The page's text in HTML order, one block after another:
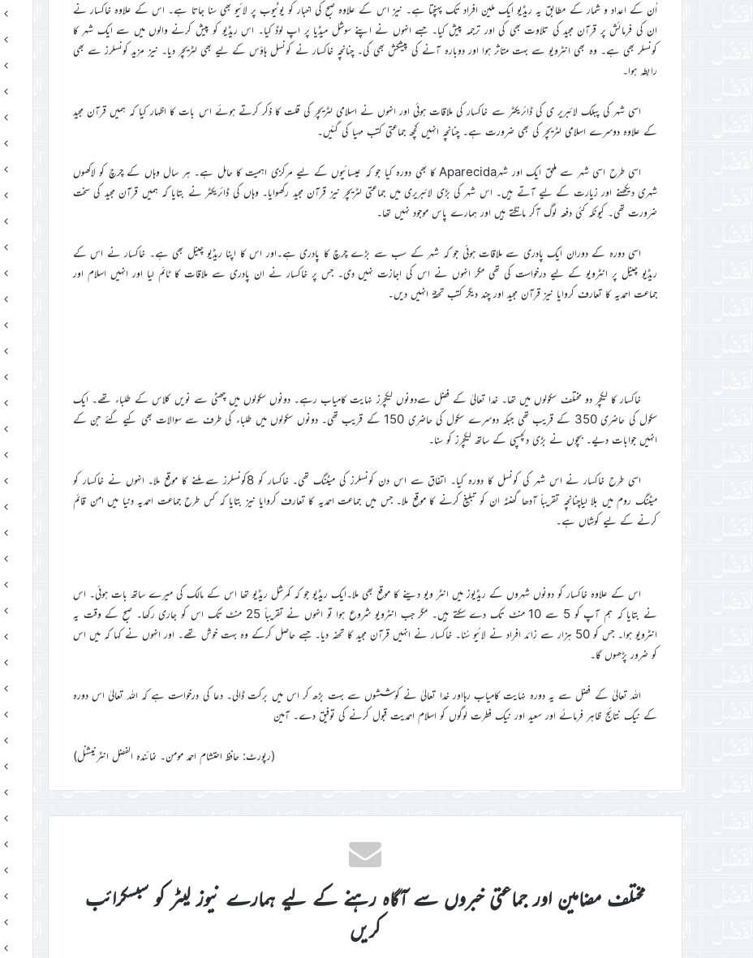
اُن کے اعداد و شمار کے مطابق یہ ریڈیو ایک ملین افراد تک پہنچتا ہے۔ نیز اس کے علاوہ صبح کی اخبار کو یوٹیوب پر لائیو بھی سنا جاتا ہے۔ اس کے علاوہ خاکسار نے
ان کی فرمائش پر قرآن مجید کی تلاوت بھی کی اور ترجمہ پیش کیا۔ جسے انہوں نے اپنے سوشل میڈیا پر اپ لوڈ کیا۔ اس ریڈیو کو پیش کرنے والوں میں سے ایک شہر کا
کونسلر بھی ہے۔ وہ بھی انٹرویو سے بہت متاثر ہوا اور دوبارہ آنے کی پیشکش بھی کی۔ چنانچہ خاکسار نے کونسل ہاؤس کے لیے بھی لٹریچر دیا۔ نیز مزید کونسلرز سے بھی
رابطہ ہوا۔
اسی شہر کی پبلک لائبریر ی کی ڈائریکٹر سے خاکسار کی ملاقات ہوئی اور انہوں نے اسلامی لٹریچر کی قلت کا ذکر کرتے ہوئے اس بات کا اظہار کیا کہ ہمیں قرآن مجید
کے علاوہ دوسرے اسلامی لٹریچر کی بھی ضرورت ہے۔ چنانچہ انہیں کچھ جماعتی کتب مہیا کی گئیں۔
اسی طرح اسی شہر سے ملحق ایک اور شہرAparecida کا بھی دورہ کیا جو کہ عیسائیوں کے لیے مرکزی اہمیت کا حامل ہے۔ ہر سال وہاں کے چرچ کو لاکھوں
شہری دیکھنے اور زیارت کے لیے آتے ہیں۔ اس شہر کی بڑی لائبریری میں جماعتی لٹریچر نیز قرآن مجید رکھوایا۔ وہاں کی ڈائریکٹر نے بتایا کہ ہمیں قرآن مجید کی سخت
ضرورت تھی۔ کیونکہ کئی دفعہ لوگ آکر مانگتے ہیں اور ہمارے پاس موجود نہیں تھا۔
اسی دورہ کے دوران ایک پادری سے ملاقات ہوئی جو کہ شہر کے سب سے بڑے چرچ کا پادری ہے۔اور اس کا اپنا ریڈیو چینل بھی ہے۔ خاکسار نے اس کے
ریڈیو چینل پر انٹرویو کے لیے درخواست کی تھی مگر انہوں نے اس کی اجازت نہیں دی۔ جس پر خاکسار نے ان پادری سے ملاقات کا ٹائم لیا اور انہیں اسلام اور
جماعت احمدیہ کا تعارف کروایا نیز قرآن مجید اور چند دیگر کتب تحفۃً انہیں دیں۔
خاکسار کا لیکچر دو مختلف سکولوں میں تھا۔ خدا تعالیٰ کے فضل سےدونوں لیکچرز نہایت کامیاب رہے۔ دونوں سکولوں میں چھٹی سے نویں کلاس کے طلباء تھے۔ ایک
سکول کی حاضری 350 کے قریب تھی جبکہ دوسرے سکول کی حاضری 150 کے قریب تھی۔ دونوں سکولوں میں طلباء کی طرف سے سوالات بھی کیے گئے جن کے
انہیں جوابات دیے۔ بچوں نے بڑی دلچسپی کے ساتھ لیکچرز کو سنا۔
اسی طرح خاکسار نے اس شہر کی کونسل کا دورہ کیا۔ اتفاق سے اس دن کونسلرز کی میٹنگ تھی۔ خاکسار کو 8کونسلرز سے ملنے کا موقع ملا۔ انہوں نے خاکسار کو
میٹنگ روم میں بلا لیاچنانچہ تقریباً آدھا گھنٹہ ان کو تبلیغ کرنے کا موقع ملا۔ جس میں جماعت احمدیہ کا تعارف کروایا نیز بتایا کہ کس طرح جماعت احمدیہ دنیا میں امن قائم
کرنے کے لیے کوشاں ہے۔
اس کے علاوہ خاکسار کو دونوں شہروں کے ریڈیوز میں انٹر ویو دینے کا موقع بھی ملا۔ایک ریڈیو جو کہ کمرشل ریڈیو تھا اس کے مالک کی میرے ساتھ بات ہوئی۔ اس
نے بتایا کہ ہم آپ کو 5 سے 10 منٹ تک دے سکتے ہیں۔ مگر جب انٹرویو شروع ہوا تو انہوں نے تقریباً 25 منٹ تک اس کو جاری رکھا۔ صبح کے وقت یہ
انٹرویو ہوا۔ جس کو 50 ہزار سے زائد افراد نے لائیو سُنا۔ خاکسار نے انہیں قرآن مجید کا تحفہ دیا۔ جسے حاصل کرکے وہ بہت خوش تھے۔ اور انہوں نے کہا کہ میں اس
کو ضرور پڑھوں گا۔
اللہ تعالیٰ کے فضل سے یہ دورہ نہایت کامیاب رہااور خدا تعالیٰ نے کوششوں سے بہت بڑھ کر اس میں برکت ڈالی۔ دعا کی درخواست ہے کہ اللہ تعالیٰ اس دورہ
کے نیک نتائج ظاہر فرمائے اور سعید اور نیک فطرت لوگوں کو اسلام احمدیت قبول کرنے کی توفیق دے۔ آمین
(رپورٹ: حافظ احتشام احمد مومن۔ نمائندہ الفضل انٹرنیشنل)
مختلف مضامین اور جماعتی خبروں سے آگاہ رہنے کے لیے ہمارے نیوز لیٹر کو سبسکرائب
کریں